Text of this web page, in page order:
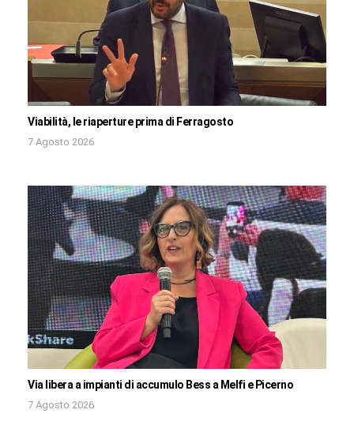
Viabilità, le riaperture prima di Ferragosto
7 Agosto 2026
Via libera a impianti di accumulo Bess a Melfi e Picerno
7 Agosto 2026